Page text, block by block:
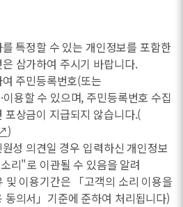
특정할 수 있는 개인정보를 포함한
삼가하여 주시기 바랍니다.
주민등록번호(또는
용할 수 있으며, 주민등록번호 수집
포상금이 지급되지 않습니다.(
)
성 의견일 경우 입력하신 개인정보
리"로 이관될 수 있음을 알려
및 이용기간은 「고객의 소리 이용을
동의서」기준에 준하여 처리됩니다)